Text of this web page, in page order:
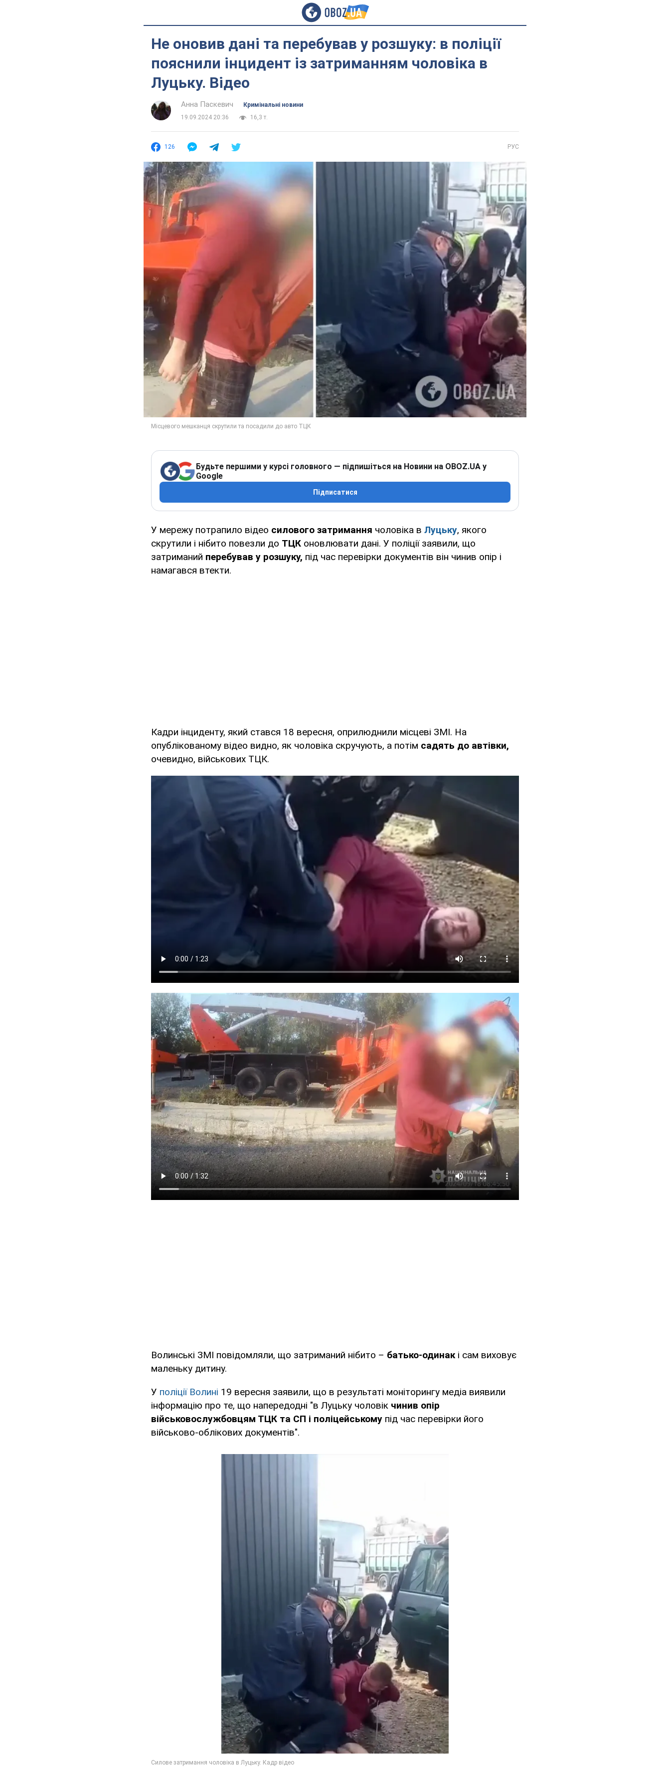
Не оновив дані та перебував у розшуку: в поліції
пояснили інцидент із затриманням чоловіка в
Луцьку. Відео
Анна Паскевич
Кримінальні новини
19.09.2024 20:36
16,3 т.
126 РУС
Будьте першими у курсі головного — підпишіться на Новини на OBOZ.UA у
Google
Підписатися
У мережу потрапило відео силового затримання чоловіка в Луцьку, якого
скрутили і нібито повезли до ТЦК оновлювати дані. У поліції заявили, що
затриманий перебував у розшуку, під час перевірки документів він чинив опір і
намагався втекти.
Кадри інциденту, який стався 18 вересня, оприлюднили місцеві ЗМІ. На
опублікованому відео видно, як чоловіка скручують, а потім садять до автівки,
очевидно, військових ТЦК.
Волинські ЗМІ повідомляли, що затриманий нібито – батько-одинакі сам виховує
маленьку дитину.
У поліції Волині 19 вересня заявили, що в результаті моніторингу медіа виявили
інформацію про те, що напередодні "в Луцьку чоловік чинив опір
військовослужбовцям ТЦК та СП і поліцейському під час перевірки його
військово-облікових документів".